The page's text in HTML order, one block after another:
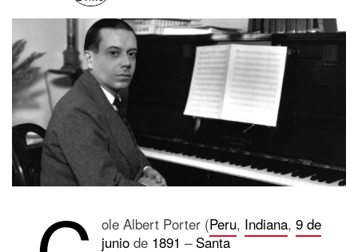
ole Albert Porter (Peru, Indiana, 9 de
junio de 1891 – Santa